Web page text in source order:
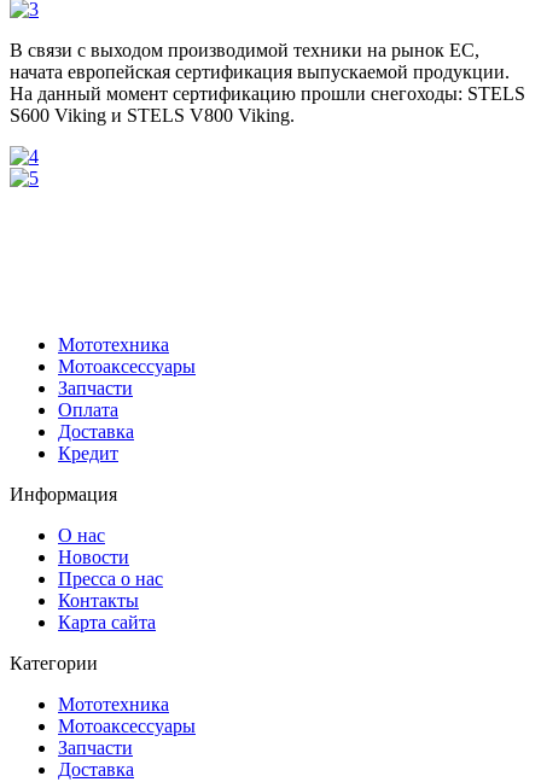
В связи с выходом производимой техники на рынок ЕС,
начата европейская сертификация выпускаемой продукции.
На данный момент сертификацию прошли снегоходы: STELS
S600 Viking и STELS V800 Viking.
Мототехника
Мотоаксессуары
Запчасти
Оплата
Доставка
Кредит
Информация
О нас
Новости
Пресса о нас
Контакты
Карта сайта
Категории
Мототехника
Мотоаксессуары
Запчасти
Доставка